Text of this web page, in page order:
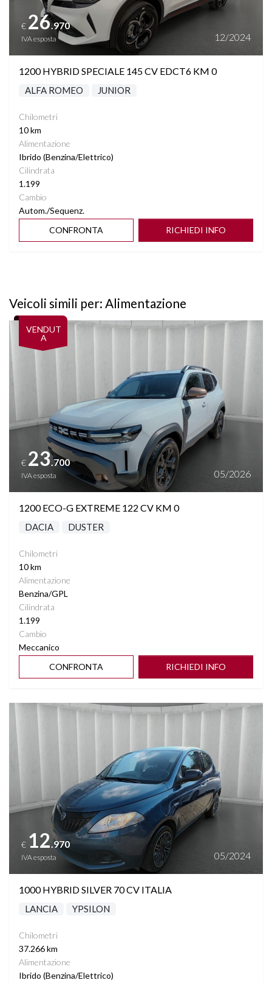
€ 26.970
IVA esposta 12/2024
1200 HYBRID SPECIALE 145 CV EDCT6 KM 0
ALFA ROMEO JUNIOR
Chilometri
10 km
Alimentazione
Ibrido (Benzina/Elettrico)
Cilindrata
1.199
Cambio
Autom./Sequenz.
CONFRONTA
RICHIEDI INFO
Veicoli simili per: Alimentazione
VENDUT
A
Vedi dettagli
€ 23.700
IVA esposta 05/2026
1200 ECO-G EXTREME 122 CV KM 0
DACIA DUSTER
Chilometri
10 km
Alimentazione
Benzina/GPL
Cilindrata
1.199
Cambio
Meccanico
CONFRONTA
RICHIEDI INFO
Vedi dettagli
€ 12.970
IVA esposta 05/2024
1000 HYBRID SILVER 70 CV ITALIA
LANCIA YPSILON
Chilometri
37.266 km
Alimentazione
Ibrido (Benzina/Elettrico)